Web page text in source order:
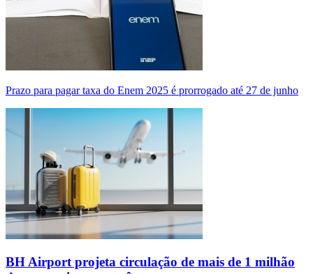
Prazo para pagar taxa do Enem 2025 é prorrogado até 27 de junho
BH Airport projeta circulação de mais de 1 milhão